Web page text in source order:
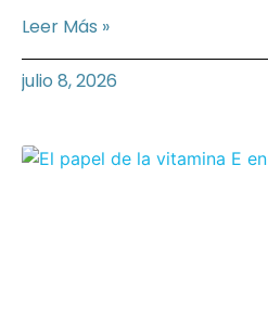
Leer Más »
julio 8, 2026